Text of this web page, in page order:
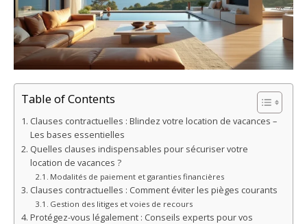
Table of Contents
Clauses contractuelles : Blindez votre location de vacances –
Les bases essentielles
Quelles clauses indispensables pour sécuriser votre
location de vacances ?
Modalités de paiement et garanties financières
Clauses contractuelles : Comment éviter les pièges courants
Gestion des litiges et voies de recours
Protégez-vous légalement : Conseils experts pour vos